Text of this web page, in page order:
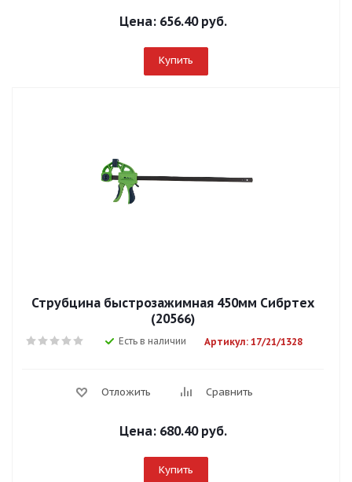
Цена: 656.40 руб.
Купить
Струбцина быстрозажимная 450мм Сибртех
(20566)
Есть в наличии Артикул: 17/21/1328
Отложить Сравнить
Цена: 680.40 руб.
Купить